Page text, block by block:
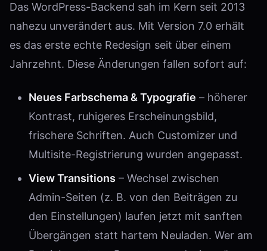
Das WordPress-Backend sah im Kern seit 2013
nahezu unverändert aus. Mit Version 7.0 erhält
es das erste echte Redesign seit über einem
Jahrzehnt. Diese Änderungen fallen sofort auf:
Neues Farbschema & Typografie – höherer
Kontrast, ruhigeres Erscheinungsbild,
frischere Schriften. Auch Customizer und
Multisite-Registrierung wurden angepasst.
View Transitions – Wechsel zwischen
Admin-Seiten (z. B. von den Beiträgen zu
den Einstellungen) laufen jetzt mit sanften
Übergängen statt hartem Neuladen. Wer am